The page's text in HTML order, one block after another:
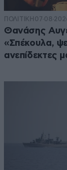
ΠΟΛΙΤΙΚΗ
Θανάσης
«Σπέκουλα,
ανεπίδεκτες